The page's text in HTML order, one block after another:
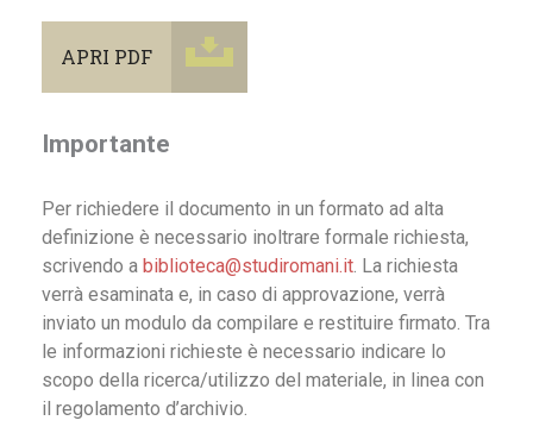
APRI PDF
Importante
Per richiedere il documento in un formato ad alta
definizione è necessario inoltrare formale richiesta,
scrivendo a biblioteca@studiromani.it. La richiesta
verrà esaminata e, in caso di approvazione, verrà
inviato un modulo da compilare e restituire firmato. Tra
le informazioni richieste è necessario indicare lo
scopo della ricerca/utilizzo del materiale, in linea con
il regolamento d’archivio.